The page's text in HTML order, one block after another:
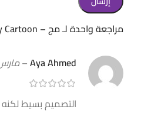
مراجعة واحدة لـمج – Luffy Cartoon
Aya Ahmed
–مارس 25,
التصميم بسيط